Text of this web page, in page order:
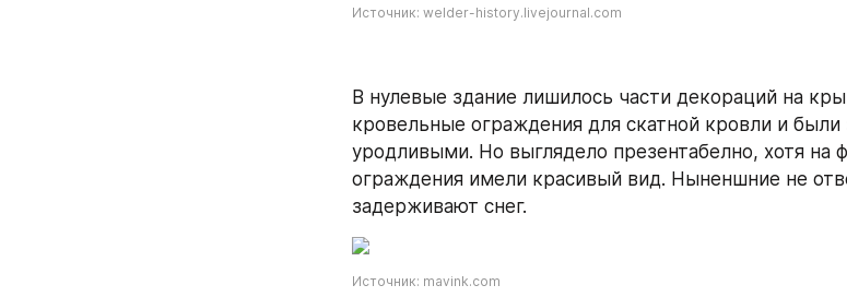
Источник: welder-history.livejournal.com
В нулевые здание лишилось части декораций на
кровельные ограждения для скатной кровли и
уродливыми. Но выглядело презентабелно, хотя на
ограждения имели красивый вид. Ныненшние не
задерживают снег.
Источник: mavink.com